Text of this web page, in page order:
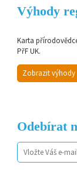
Výhody
Karta
PřF UK.
Zobrazit výhody
Odebírat